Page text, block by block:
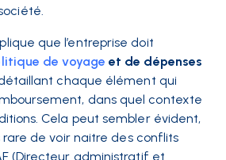
que l’entreprise doit
de voyage et de dépenses
chaque élément qui
dans quel contexte
Cela peut sembler évident,
rare de voir naitre des conflits
(Directeur administratif et